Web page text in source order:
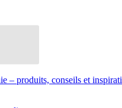
– produits, conseils et